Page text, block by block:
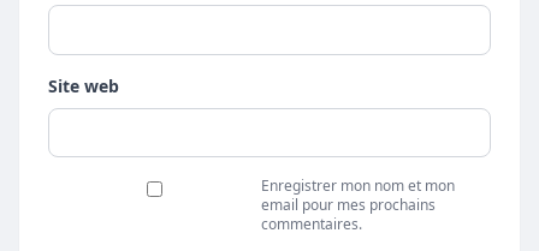
Site web
Enregistrer mon nom et mon
email pour mes prochains
commentaires.